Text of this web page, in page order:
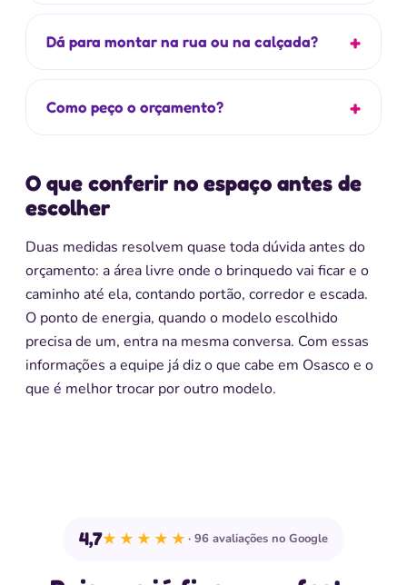
Dá para montar na rua ou na calçada?
Como peço o orçamento?
O que conferir no espaço antes de
escolher
Duas medidas resolvem quase toda dúvida antes do
orçamento: a área livre onde o brinquedo vai ficar e o
caminho até ela, contando portão, corredor e escada.
O ponto de energia, quando o modelo escolhido
precisa de um, entra na mesma conversa. Com essas
informações a equipe já diz o que cabe em Osasco e o
que é melhor trocar por outro modelo.
4,7★★★★★ 96 avaliações no Google